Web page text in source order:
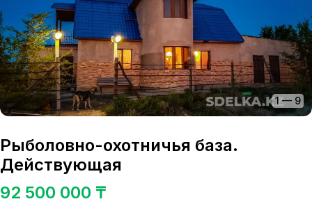
1— 9
Рыболовно-охотничья база.
Действующая
92 500 000 ₸